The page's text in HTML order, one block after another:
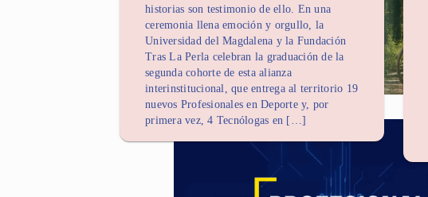
historias son testimonio de ello. En una
ceremonia llena emoción y orgullo, la
Universidad del Magdalena y la Fundación
Tras La Perla celebran la graduación de la
segunda cohorte de esta alianza
interinstitucional, que entrega al territorio 19
nuevos Profesionales en Deporte y, por
primera vez, 4 Tecnólogas en […]